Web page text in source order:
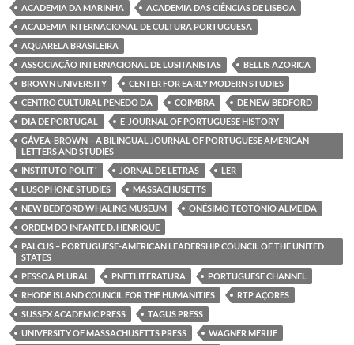
b
o
o
k
t
e
r
e
d
I
n
s
A
p
p
ACADEMIA DA MARINHA
ACADEMIA DAS CIÊNCIAS DE LISBOA
ACADEMIA INTERNACIONAL DE CULTURA PORTUGUESA
AQUARELA BRASILEIRA
ASSOCIAÇÃO INTERNACIONAL DE LUSITANISTAS
BELLIS AZORICA
BROWN UNIVERSITY
CENTER FOR EARLY MODERN STUDIES
CENTRO CULTURAL PENEDO DA
COIMBRA
DE NEW BEDFORD
DIA DE PORTUGAL
E-JOURNAL OF PORTUGUESE HISTORY
GÁVEA-BROWN – A BILINGUAL JOURNAL OF PORTUGUESE AMERICAN
LETTERS AND STUDIES
INSTITUTO POLIT´
JORNAL DE LETRAS
LER
LUSOPHONE STUDIES
MASSACHUSETTS
NEW BEDFORD WHALING MUSEUM
ONÉSIMO TEOTÓNIO ALMEIDA
ORDEM DO INFANTE D. HENRIQUE
PALCUS – PORTUGUESE-AMERICAN LEADERSHIP COUNCIL OF THE UNITED
STATES
PESSOA PLURAL
PNETLITERATURA
PORTUGUESE CHANNEL
RHODE ISLAND COUNCIL FOR THE HUMANITIES
RTP AÇORES
SUSSEX ACADEMIC PRESS
TAGUS PRESS
UNIVERSITY OF MASSACHUSETTS PRESS
WAGNER MERIJE